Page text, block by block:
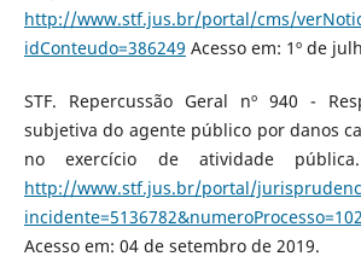
http://www.stf.jus.br/portal/cms/
idConteudo=386249 Acesso em: 1º de
STF. Repercussão Geral nº 940 -
subjetiva do agente público por danos
no exercício de atividade
http://www.stf.jus.br/portal/
Acesso em: 04 de setembro de 2019.